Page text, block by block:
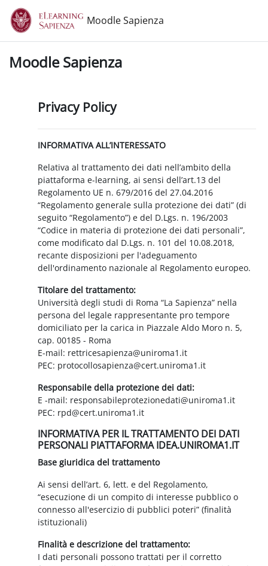
Vai al contenuto principale
Moodle Sapienza
Moodle Sapienza
Privacy Policy
INFORMATIVA ALL’INTERESSATO
Relativa al trattamento dei dati nell’ambito della
piattaforma e-learning, ai sensi dell’art.13 del
Regolamento UE n. 679/2016 del 27.04.2016
“Regolamento generale sulla protezione dei dati” (di
seguito “Regolamento”) e del D.Lgs. n. 196/2003
“Codice in materia di protezione dei dati personali”,
come modificato dal D.Lgs. n. 101 del 10.08.2018,
recante disposizioni per l'adeguamento
dell'ordinamento nazionale al Regolamento europeo.
Titolare del trattamento:
Università degli studi di Roma “La Sapienza” nella
persona del legale rappresentante pro tempore
domiciliato per la carica in Piazzale Aldo Moro n. 5,
cap. 00185 - Roma
E-mail: rettricesapienza@uniroma1.it
PEC: protocollosapienza@cert.uniroma1.it
Responsabile della protezione dei dati:
E -mail: responsabileprotezionedati@uniroma1.it
PEC: rpd@cert.uniroma1.it
INFORMATIVA PER IL TRATTAMENTO DEI DATI
PERSONALI PIATTAFORMA IDEA.UNIROMA1.IT
Base giuridica del trattamento
Ai sensi dell’art. 6, lett. e del Regolamento,
“esecuzione di un compito di interesse pubblico o
connesso all'esercizio di pubblici poteri” (finalità
istituzionali)
Finalità e descrizione del trattamento:
I dati personali possono trattati per il corretto